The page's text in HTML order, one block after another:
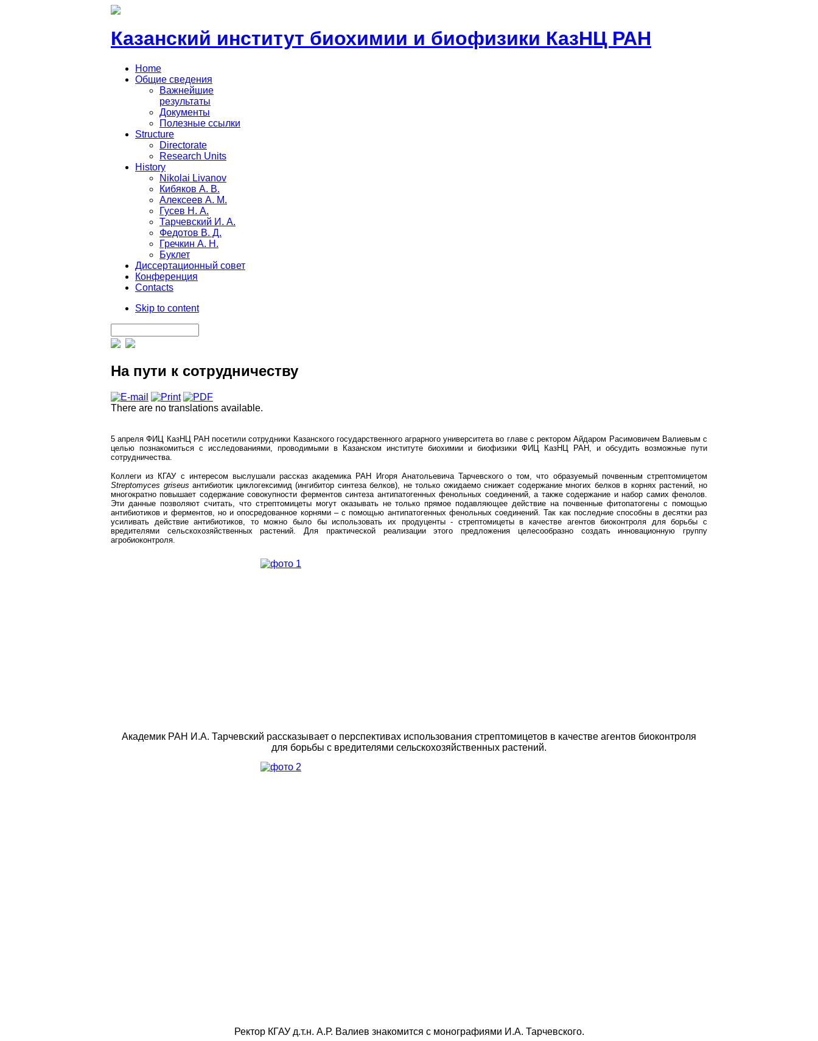
Казанский институт биохимии и биофизики КазНЦ РАН
Home
Общие сведения
Важнейшие
результаты
Документы
Полезные ссылки
Structure
Directorate
Research Units
History
Nikolai Livanov
Кибяков А. В.
Алексеев А. М.
Гусев Н. А.
Тарчевский И. А.
Федотов В. Д.
Гречкин А. Н.
Буклет
Диссертационный совет
Конференция
Contacts
Skip to content
На пути к сотрудничеству
There are no translations available.
5 апреля ФИЦ КазНЦ РАН посетили сотрудники Казанского государственного аграрного университета во главе с ректором Айдаром Расимовичем Валиевым с
целью познакомиться с исследованиями, проводимыми в Казанском институте биохимии и биофизики ФИЦ КазНЦ РАН, и обсудить возможные пути
сотрудничества.
Коллеги из КГАУ с интересом выслушали рассказ академика РАН Игоря Анатольевича Тарчевского о том, что образуемый почвенным стрептомицетом
Streptomyces griseus антибиотик циклогексимид (ингибитор синтеза белков), не только ожидаемо снижает содержание многих белков в корнях растений, но
многократно повышает содержание совокупности ферментов синтеза антипатогенных фенольных соединений, а также содержание и набор самих фенолов.
Эти данные позволяют считать, что стрептомицеты могут оказывать не только прямое подавляющее действие на почвенные фитопатогены с помощью
антибиотиков и ферментов, но и опосредованное корнями – с помощью антипатогенных фенольных соединений. Так как последние способны в десятки раз
усиливать действие антибиотиков, то можно было бы использовать их продуценты - стрептомицеты в качестве агентов биоконтроля для борьбы с
вредителями сельскохозяйственных растений. Для практической реализации этого предложения целесообразно создать инновационную группу
агробиоконтроля.
Академик РАН И.А. Тарчевский рассказывает о перспективах использования стрептомицетов в качестве агентов биоконтроля
для борьбы с вредителями сельскохозяйственных растений.
Ректор КГАУ д.т.н. А.Р. Валиев знакомится с монографиями И.А. Тарчевского.